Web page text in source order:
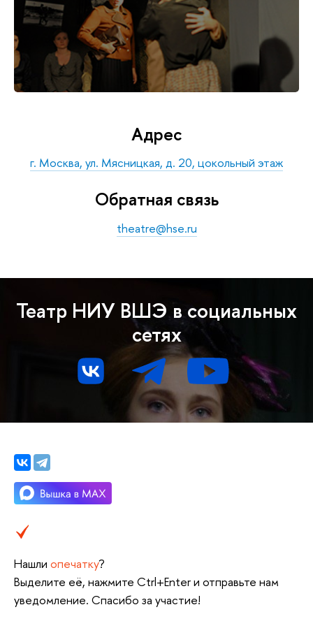
Адрес
г. Москва, ул. Мясницкая, д. 20, цокольный этаж
Обратная связь
theatre@hse.ru
Театр НИУ ВШЭ в социальных
сетях
Нашли опечатку?
Выделите её, нажмите Ctrl+Enter и отправьте нам
уведомление. Спасибо за участие!